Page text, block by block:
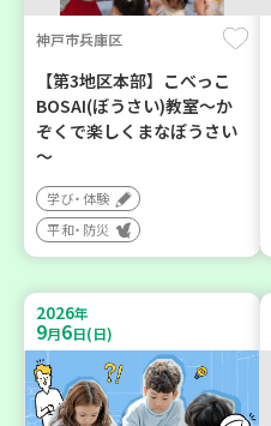
神戸市兵庫区
【第3地区本部】こべっこ
BOSAI(ぼうさい)教室～か
ぞくで楽しくまなぼうさい
～
学び・体験
平和・防災
2026年
9月6日(日)